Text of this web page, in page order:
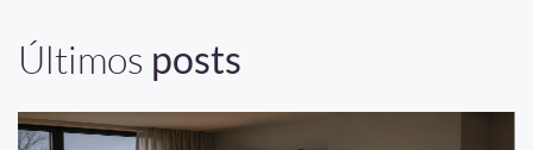
Últimos posts